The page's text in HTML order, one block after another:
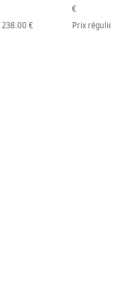
238.00 €
€
Prix régulier